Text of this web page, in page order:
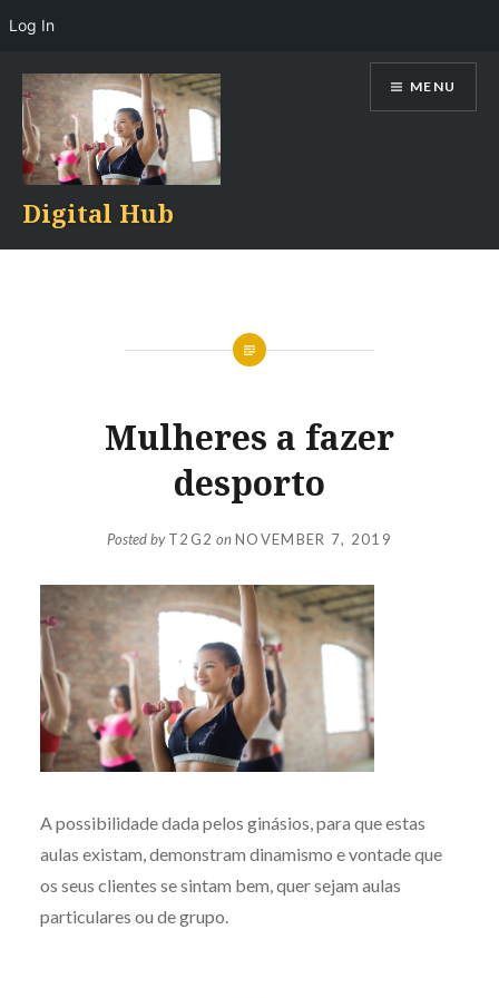
content
Digital Hub
MENU
Mulheres a fazer
desporto
Posted byT2G2 onNOVEMBER 7, 2019
A possibilidade dada pelos ginásios, para que estas
aulas existam, demonstram dinamismo e vontade que
os seus clientes se sintam bem, quer sejam aulas
particulares ou de grupo.
Log In